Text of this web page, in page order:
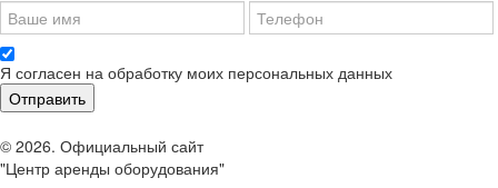
Я согласен на обработку моих персональных данных
© 2026. Официальный сайт
"Центр аренды оборудования"